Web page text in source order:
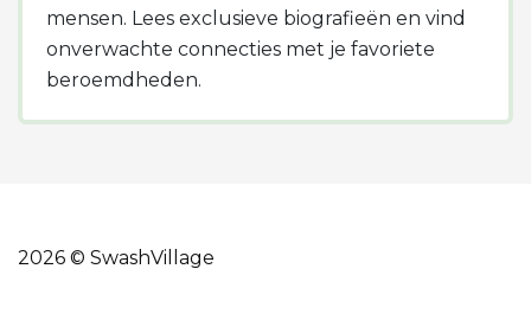
mensen. Lees exclusieve biografieën en vind
onverwachte connecties met je favoriete
beroemdheden.
2026 © SwashVillage